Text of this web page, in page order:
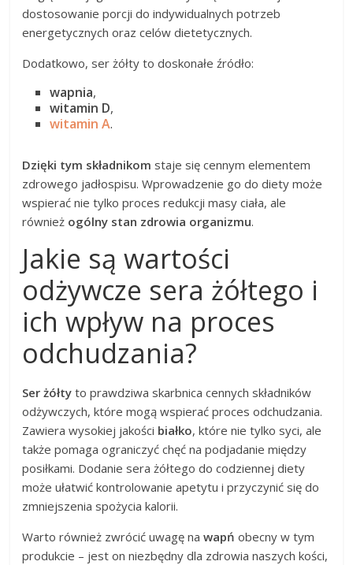
dostosowanie porcji do indywidualnych potrzeb
energetycznych oraz celów dietetycznych.
Dodatkowo, ser żółty to doskonałe źródło:
wapnia,
witamin D,
witamin A.
Dzięki tym składnikom staje się cennym elementem
zdrowego jadłospisu. Wprowadzenie go do diety może
wspierać nie tylko proces redukcji masy ciała, ale
również ogólny stan zdrowia organizmu.
Jakie są wartości
odżywcze sera żółtego i
ich wpływ na proces
odchudzania?
Ser żółty to prawdziwa skarbnica cennych składników
odżywczych, które mogą wspierać proces odchudzania.
Zawiera wysokiej jakości białko, które nie tylko syci, ale
także pomaga ograniczyć chęć na podjadanie między
posiłkami. Dodanie sera żółtego do codziennej diety
może ułatwić kontrolowanie apetytu i przyczynić się do
zmniejszenia spożycia kalorii.
Warto również zwrócić uwagę nawapń obecny w tym
produkcie – jest on niezbędny dla zdrowia naszych kości,